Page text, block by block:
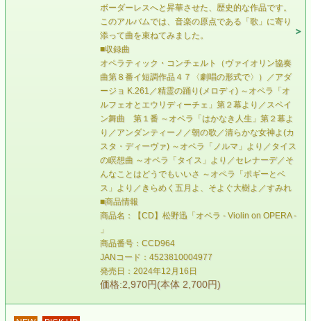
ボーダーレスへと昇華させた、歴史的な作品です。
このアルバムでは、音楽の原点である「歌」に寄り
添って曲を束ねてみました。
■収録曲
オペラティック・コンチェルト（ヴァイオリン協奏
曲第８番イ短調作品４７〈劇唱の形式で〉）／アダ
ージョ K.261／精霊の踊り(メロディ) ～オペラ「オ
ルフェオとエウリディーチェ」第２幕より／スペイ
ン舞曲 第１番 ～オペラ「はかなき人生」第２幕よ
り／アンダンティーノ／朝の歌／清らかな女神よ(カ
スタ・ディーヴァ) ～オペラ「ノルマ」より／タイス
の瞑想曲 ～オペラ「タイス」より／セレナーデ／そ
んなことはどうでもいいさ ～オペラ「ポギーとベ
ス」より／きらめく五月よ、そよぐ大樹よ／すみれ
■商品情報
商品名：【CD】松野迅「オペラ - Violin on OPERA -
」
商品番号：CCD964
JANコード：4523810004977
発売日：2024年12月16日
価格:2,970円(本体 2,700円)